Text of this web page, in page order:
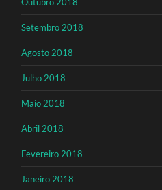
Setembro 2018
Agosto 2018
Julho 2018
Maio 2018
Abril 2018
Fevereiro 2018
Janeiro 2018